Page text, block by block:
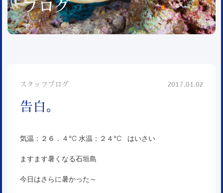
ブログ
スタッフブログ 2017.01.02
告白。
気温：２６．４℃ 水温：２４℃ はいさい
ますます暑くなる石垣島
今日はさらに暑かった～